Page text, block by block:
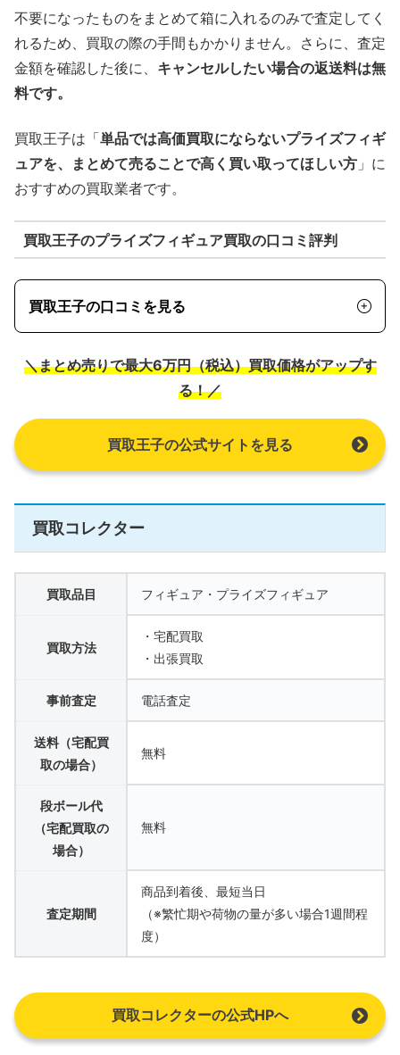
不要になったものをまとめて箱に入れるのみで査定してく
れるため、買取の際の手間もかかりません。さらに、査定
金額を確認した後に、 キャンセルしたい場合の返送料は無
料です。
買取王子は「単品では高価買取にならないプライズフィギ
ュアを、まとめて売ることで高く買い取ってほしい方 」に
おすすめの買取業者です。
買取王子のプライズフィギュア買取の口コミ評判
買取王子の口コミを見る
＼まとめ売りで最大6万円（税込）買取価格がアップす
る！／
買取王子の公式サイトを見る
買取コレクター
買取品目 フィギュア・プライズフィギュア
買取方法
・宅配買取
・出張買取
事前査定 電話査定
送料（宅配買
取の場合）
無料
段ボール代
（宅配買取の
場合）
無料
査定期間
商品到着後、最短当日
（※繁忙期や荷物の量が多い場合1週間程
度）
買取コレクターの公式HPへ